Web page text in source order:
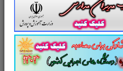
روانشناسی تربیتیبا
همراه دو دوره سوالات آزمون
و پرورشجزوه سوالات
و سرفصل های اعلامیکتاب
302سوال تستی در152